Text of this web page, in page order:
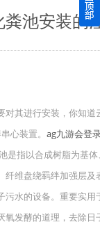
化粪池的这几点原因
都记住了吗？
些难题
记住了吗？
池安装的
其进行安装，你知道
心装置。 ag九游会登
是指以合成树脂为基
维盘绕羁绊加强层
水的设备。重要实
发酵的道理，去除